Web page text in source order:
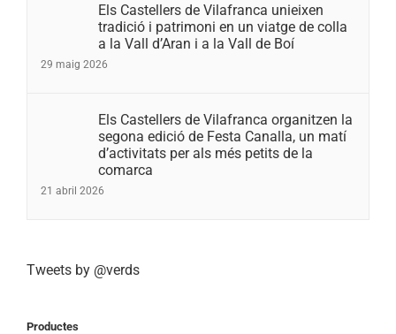
Els Castellers de Vilafranca unieixen
tradició i patrimoni en un viatge de colla
a la Vall d’Aran i a la Vall de Boí
29 maig 2026
Els Castellers de Vilafranca organitzen la
segona edició de Festa Canalla, un matí
d’activitats per als més petits de la
comarca
21 abril 2026
Tweets by @verds
Productes